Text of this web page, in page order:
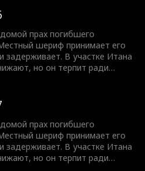
появляется бывший
Итана — нынешний директор
ли правда о том, что Итан
прах погибшего
шериф принимает его
задерживает. В участке Итана
но он терпит ради
появляется бывший
Итана — нынешний директор
ли правда о том, что Итан
прах погибшего
шериф принимает его
задерживает. В участке Итана
но он терпит ради